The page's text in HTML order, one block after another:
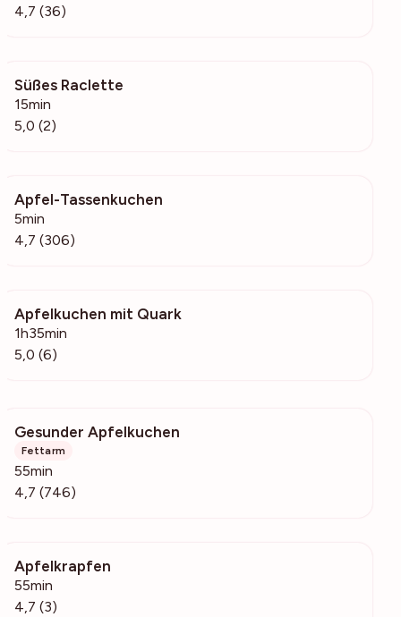
4,7 (36)
Süßes Raclette
15min
5,0 (2)
Apfel-Tassenkuchen
5min
4,7 (306)
Apfelkuchen mit Quark
1h35min
5,0 (6)
Gesunder Apfelkuchen
Fettarm
55min
4,7 (746)
Apfelkrapfen
55min
4,7 (3)